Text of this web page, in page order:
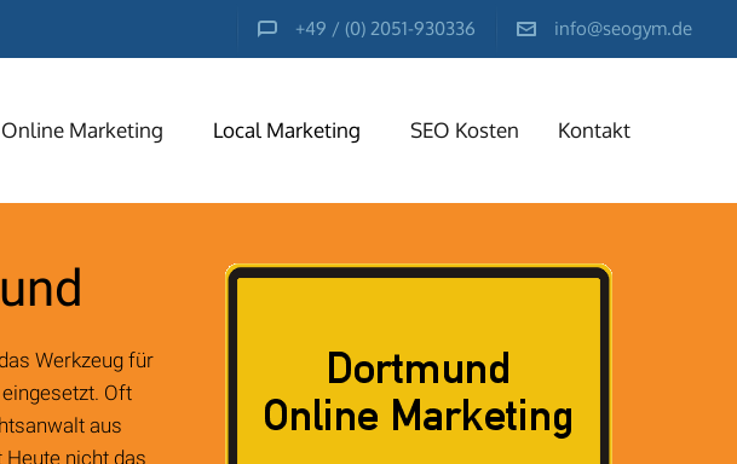
+49 / (0) 2051-930336 info@seogym.de
Online Marketing
Suchmaschinenmarketing
Suchmaschinenoptimierung
SEA
Suchmaschinenwerbung
Local Marketing SEO Kosten Kontakt
Werkzeug für
Oft
aus
nicht das